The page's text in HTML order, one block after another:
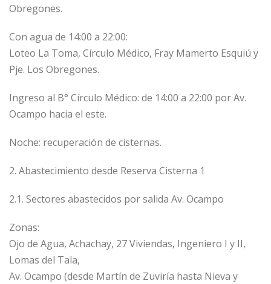
Obregones.
Con agua de 14:00 a 22:00:
Loteo La Toma, Círculo Médico, Fray Mamerto Esquiú y
Pje. Los Obregones.
Ingreso al B° Círculo Médico: de 14:00 a 22:00 por Av.
Ocampo hacia el este.
Noche: recuperación de cisternas.
2. Abastecimiento desde Reserva Cisterna 1
2.1. Sectores abastecidos por salida Av. Ocampo
Zonas:
Ojo de Agua, Achachay, 27 Viviendas, Ingeniero I y II,
Lomas del Tala,
Av. Ocampo (desde Martín de Zuviría hasta Nieva y